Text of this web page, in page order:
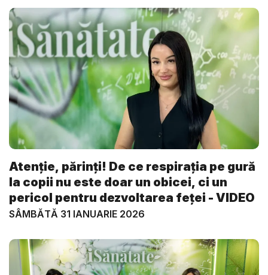
Atenție, părinți! De ce respirația pe gură
la copii nu este doar un obicei, ci un
pericol pentru dezvoltarea feței - VIDEO
SÂMBĂTĂ 31 IANUARIE 2026